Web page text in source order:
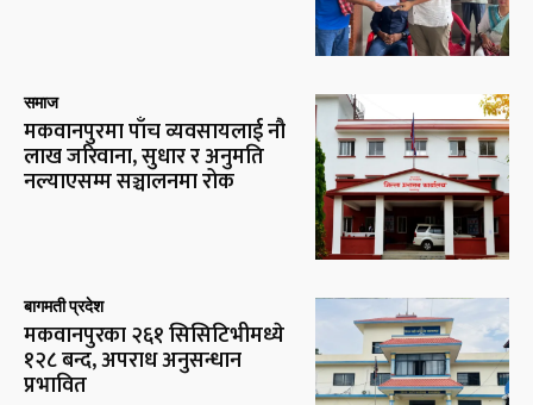
समाज
मकवानपुरमा पाँच व्यवसायलाई नौ
लाख जरिवाना, सुधार र अनुमति
नल्याएसम्म सञ्चालनमा रोक
बागमती प्रदेश
मकवानपुरका २६१ सिसिटिभीमध्ये
१२८ बन्द, अपराध अनुसन्धान
प्रभावित